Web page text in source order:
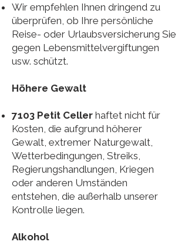
Wir empfehlen Ihnen dringend zu
überprüfen, ob Ihre persönliche
Reise- oder Urlaubsversicherung Sie
gegen Lebensmittelvergiftungen
usw. schützt.
Höhere Gewalt
7103 Petit Celler haftet nicht für
Kosten, die aufgrund höherer
Gewalt, extremer Naturgewalt,
Wetterbedingungen, Streiks,
Regierungshandlungen, Kriegen
oder anderen Umständen
entstehen, die außerhalb unserer
Kontrolle liegen.
Alkohol